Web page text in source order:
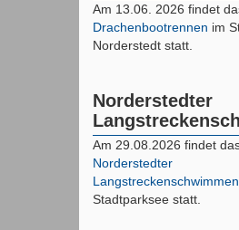
Am 13.06. 2026 findet
Drachenbootrennen im
Norderstedt statt.
Norderstedter
Am 29.08.2026 findet
Norderstedter
Langstreckenschwimmen
Stadtparksee statt.